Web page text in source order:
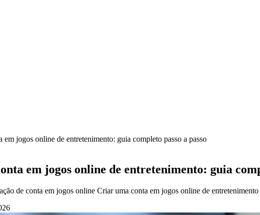
em jogos online de entretenimento: guia completo passo a passo
em jogos online de entretenimento: guia
de conta em jogos online Criar uma conta em jogos online de